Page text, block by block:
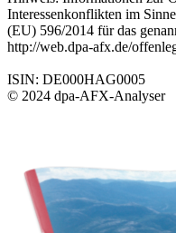
Interessenkonflikten im
(EU) 596/2014 für das
http://web.dpa-afx.de/
ISIN: DE000HAG0005
© 2024 dpa-AFX-Analyser